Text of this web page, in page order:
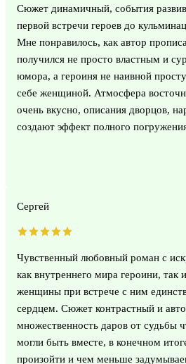
Сюжет динамичный, события
первой встречи героев до
Мне понравилось, как автор
получился не просто властным и
юмора, а героиня не наивной
себе женщиной. Атмосфера
очень вкусно, описания дворцов,
создают эффект полного
Сергей
Чувственный любовный роман с
как внутреннего мира героини, так
женщины при встрече с ним
сердцем. Сюжет контрастный и
множественность даров от судьбы
могли быть вместе, в конечном
произойти и чем меньше